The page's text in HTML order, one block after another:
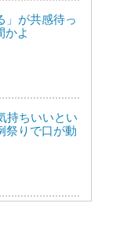
」が共感待っ
かよ
持ちいいとい
祭りで口が動